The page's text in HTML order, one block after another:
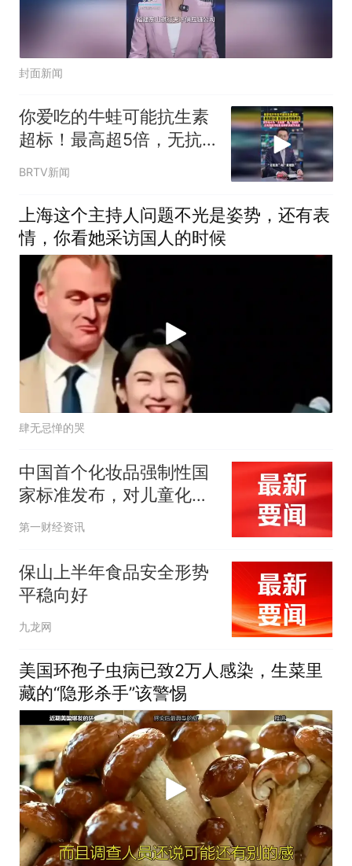
封面新闻
你爱吃的牛蛙可能抗生素
超标！最高超5倍，无抗
的专门应付检查
BRTV新闻
上海这个主持人问题不光是姿势，还有表
情，你看她采访国人的时候
肆无忌惮的哭
中国首个化妆品强制性国
家标准发布，对儿童化妆
品要求更严
第一财经资讯
保山上半年食品安全形势
平稳向好
九龙网
美国环孢子虫病已致2万人感染，生菜里
藏的“隐形杀手”该警惕